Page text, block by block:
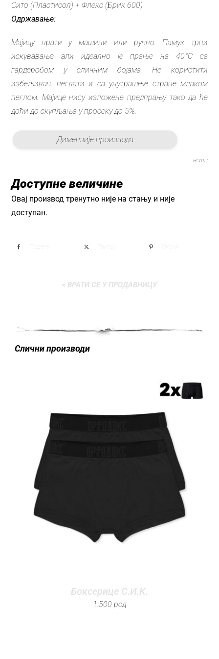
Сито (Пластисол) + Флекс (Брик 600)
Одржавање:
Мајицу прати у машини или ручно. Памук трпи
искувавање али идеално је прање на 40°C са
гардеробом у сличним бојама. Не користити
избељивач, пеглати и са унутрашње стране млаком
пеглом. Мајице нису изложене предпрању тако да ће
доћи до скупљања у просеку до 5%.
Димензије производа
НС01Ц
Доступне величине
Овај производ тренутно није на стању и није
доступан.
< ВРАТИ СЕ У ПРОДАВНИЦУ
Слични производи
Боксерице С.И.К.
1.500 рсд